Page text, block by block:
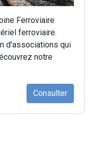
Ferroviaire
ferroviaire.
d'associations qui
notre
Consulter